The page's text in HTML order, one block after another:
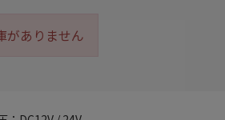
がありません